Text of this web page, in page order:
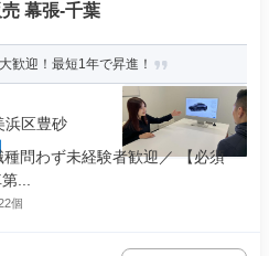
幕張-千葉
歓迎！最短1年で昇進！
浜区豊砂
問わず未経験者歓迎／ 【必須
...
個